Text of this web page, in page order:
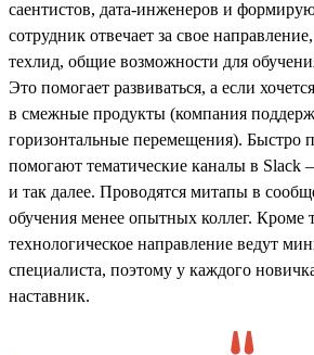
саентистов, дата-инженеров и
сотрудник отвечает за свое
техлид, общие возможности для
Это помогает развиваться, а если
в смежные продукты (компания
горизонтальные перемещения). Быстро
помогают тематические каналы в
и так далее. Проводятся митапы в
обучения менее опытных коллег. Кроме
технологическое направление ведут
специалиста, поэтому у каждого
наставник.